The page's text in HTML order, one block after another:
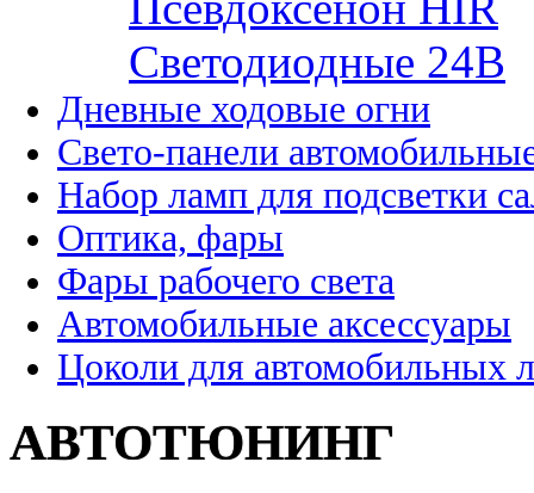
Cветодиодные 24B
Дневные ходовые огни
Свето-панели
Набор ламп для подсветки
Оптика, фары
Фары рабочего света
Автомобильные аксессуары
Цоколи для автомобильных
АВТОТЮНИНГ